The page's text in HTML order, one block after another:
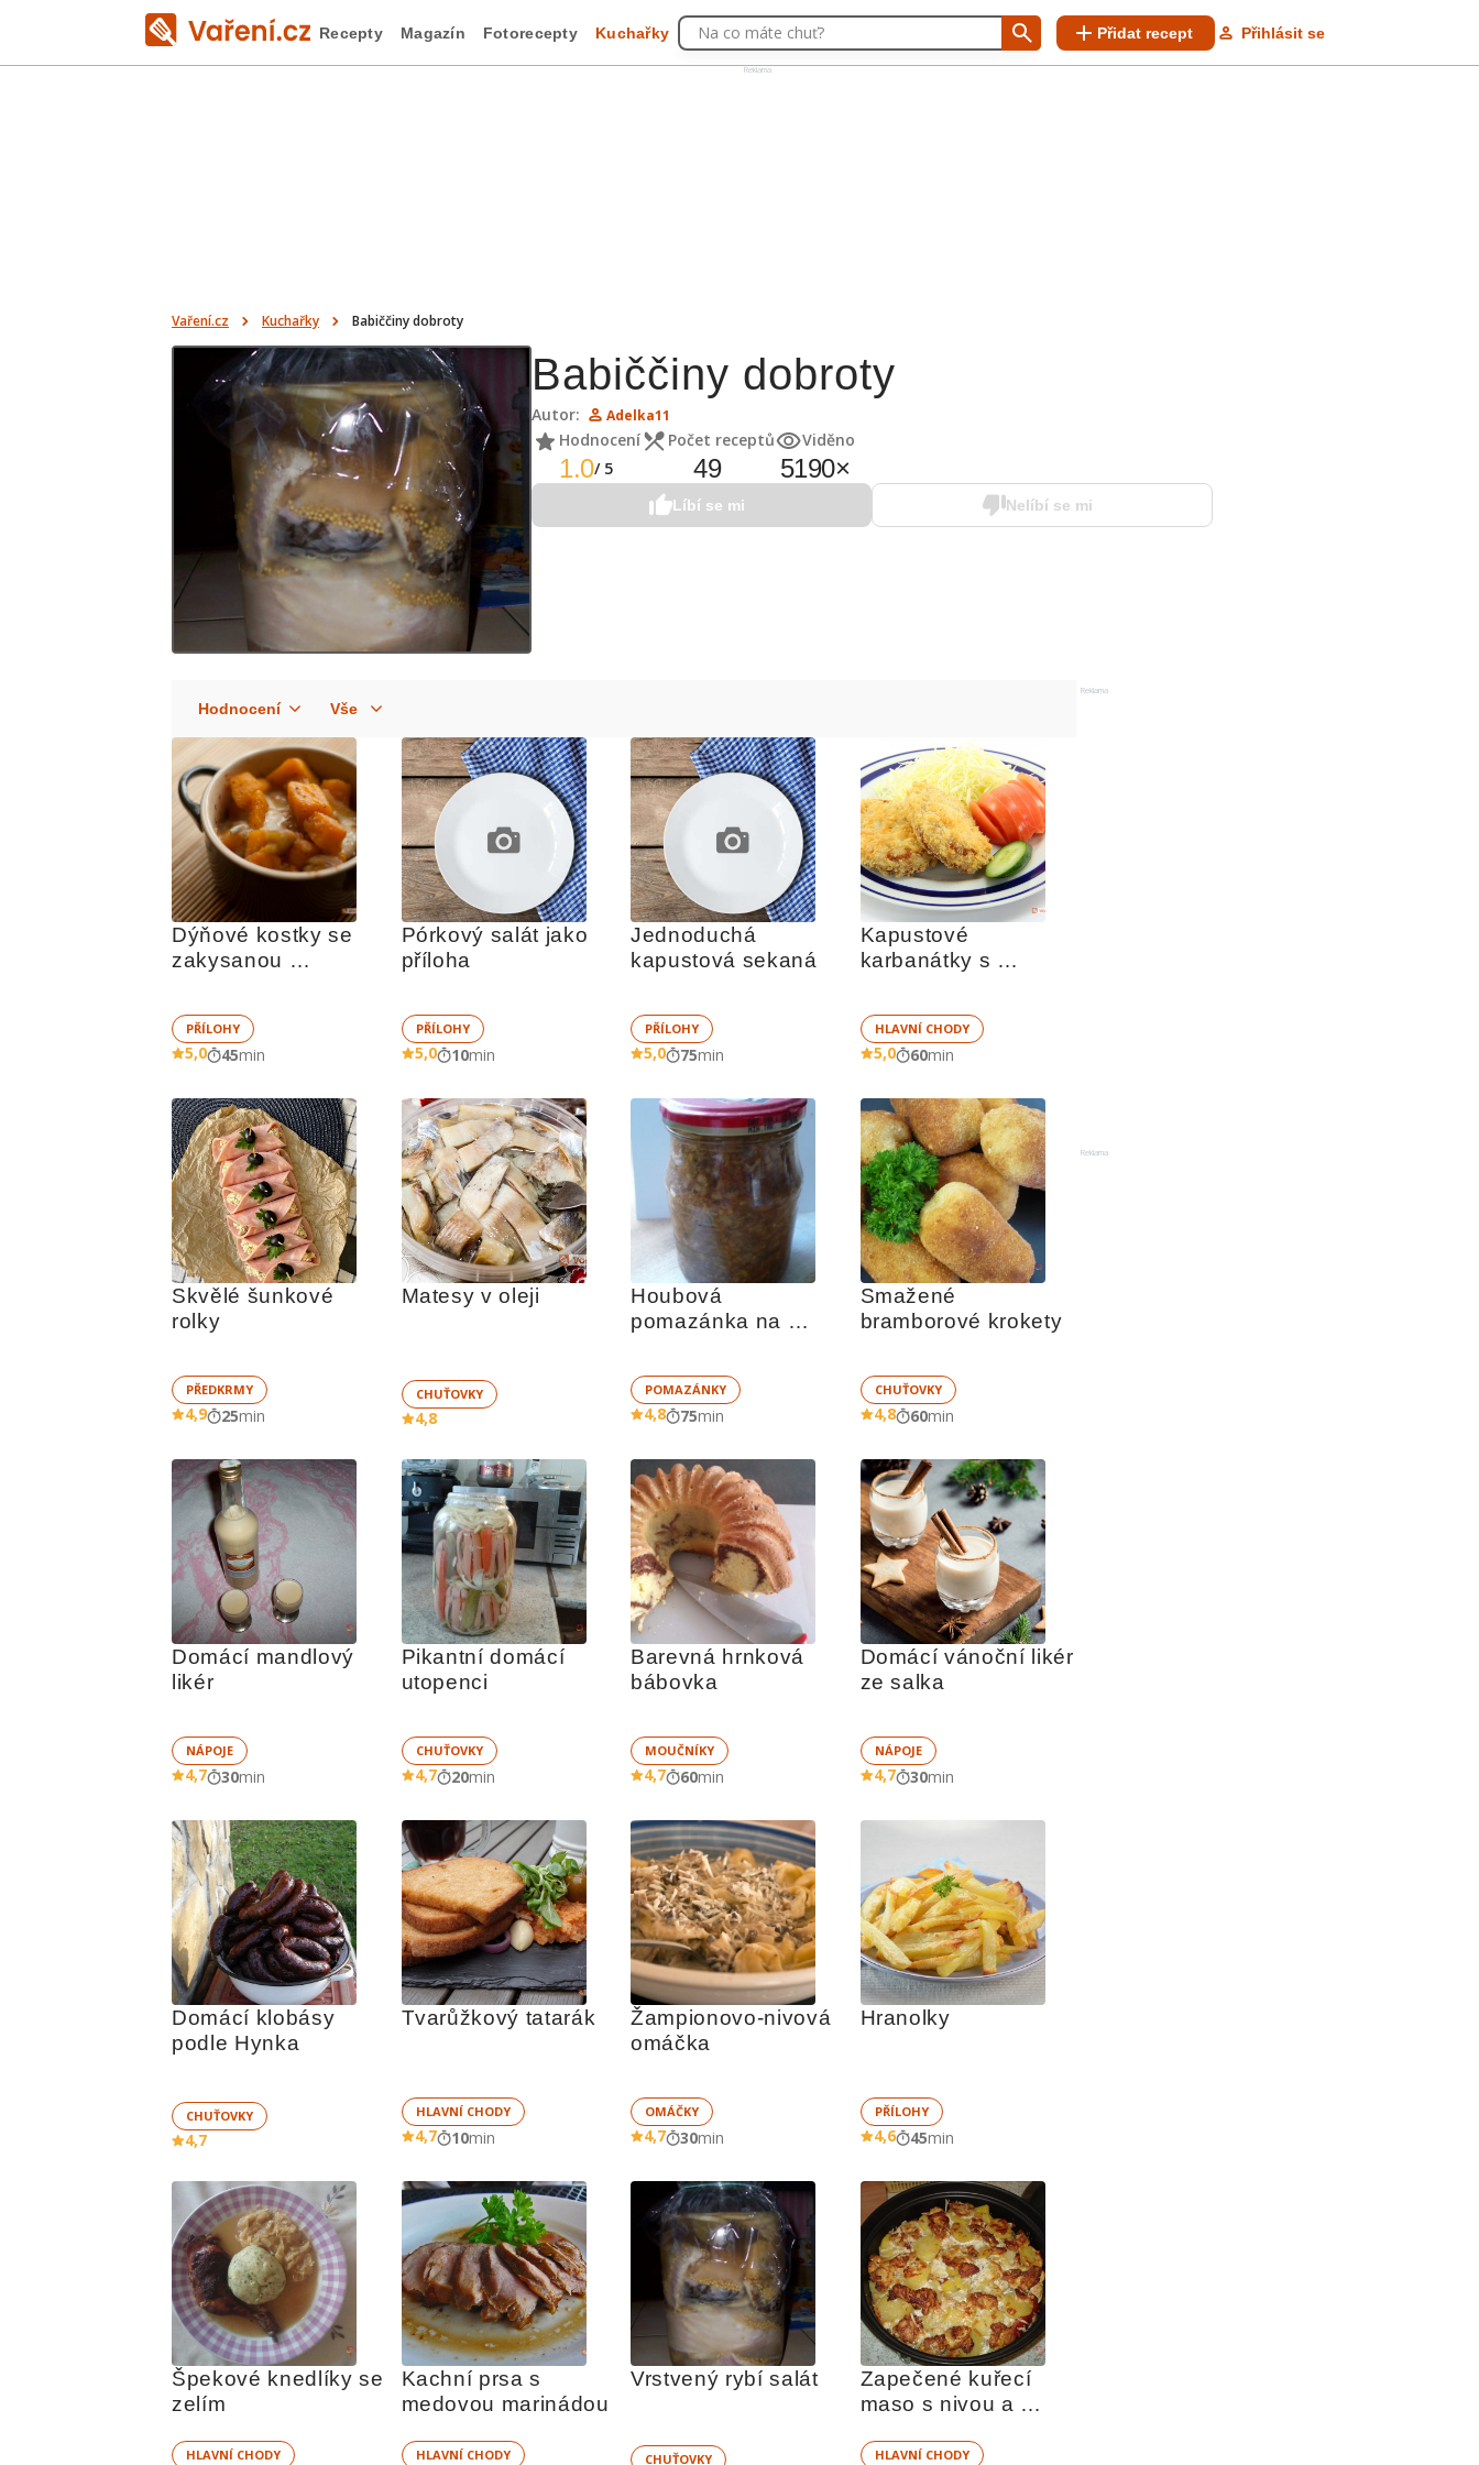
Reklama
Recepty Magazín Fotorecepty Kuchařky Na co máte chuť? Přidat recept Přihlásit se
Vaření.cz Kuchařky Babiččiny dobroty
Babiččiny dobroty
Autor: Adelka11
Hodnocení
1.0/ 5
Počet receptů
49
Viděno
5190×
Líbí se mi Nelíbí se mi
Dýňové kostky se
zakysanou
PŘÍLOHY
5,0 45min
Pórkový salát jako
příloha
PŘÍLOHY
5,0 10min
Jednoduchá
PŘÍLOHY
5,0 75min
Kapustové
karbanátky s
HLAVNÍ CHODY
5,0 60min
Skvělé šunkové
rolky
PŘEDKRMY
4,9 25min
Matesy v oleji
CHUŤOVKY
4,8
Houbová
pomazánka na
POMAZÁNKY
4,8 75min
Smažené
bramborové krokety
CHUŤOVKY
4,8 60min
Domácí mandlový
likér
NÁPOJE
4,7 30min
Pikantní domácí
utopenci
CHUŤOVKY
4,7 20min
Barevná hrnková
bábovka
MOUČNÍKY
4,7 60min
Domácí vánoční likér
ze salka
NÁPOJE
4,7 30min
Domácí klobásy
podle Hynka
CHUŤOVKY
4,7
Tvarůžkový tatarák
HLAVNÍ CHODY
4,7 10min
Žampionovo-nivová
omáčka
OMÁČKY
4,7 30min
Hranolky
PŘÍLOHY
4,6 45min
Špekové knedlíky se
zelím
HLAVNÍ CHODY
Kachní prsa s
medovou marinádou
HLAVNÍ CHODY
Vrstvený rybí salát
CHUŤOVKY
Zapečené kuřecí
maso s nivou a
HLAVNÍ CHODY
Reklama
Reklama